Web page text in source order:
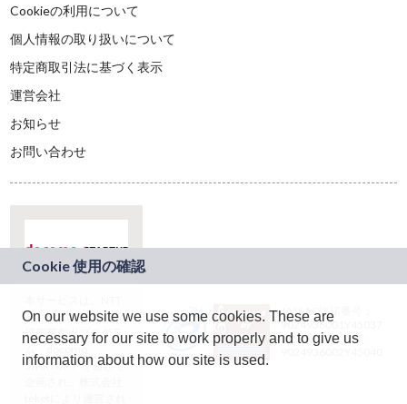
Cookieの利用について
個人情報の取り扱いについて
特定商取引法に基づく表示
運営会社
お知らせ
お問い合わせ
ドコモグループの新
規事業創出プログラ
ム「docomo
STARTUP」を通じて
JASRAC許諾番号：
9024936001Y45037
JASRAC許諾番号：
On our website we use some cookies. These are
necessary for our site to work properly and to give us
information about how our site is used.